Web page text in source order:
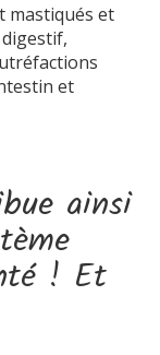
mastiqués et
et
ainsi
! Et